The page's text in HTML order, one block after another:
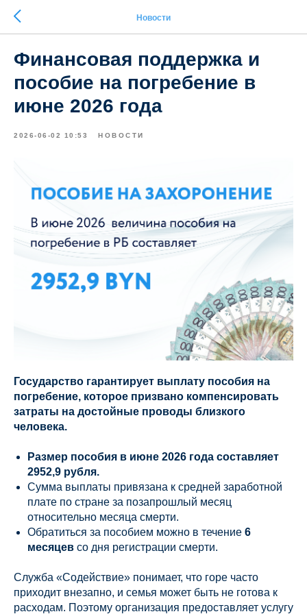
Новости
Финансовая поддержка и
пособие на погребение в
июне 2026 года
2026-06-02 10:53 НОВОСТИ
Государство гарантирует выплату пособия на
погребение, которое призвано компенсировать
затраты на достойные проводы близкого
человека.
Размер пособия в июне 2026 года составляет
2952,9 рубля.
Сумма выплаты привязана к средней заработной
плате по стране за позапрошлый месяц
относительно месяца смерти.
Обратиться за пособием можно в течение 6
месяцев со дня регистрации смерти.
Служба «Содействие» понимает, что горе часто
приходит внезапно, и семья может быть не готова к
расходам. Поэтому организация предоставляет услугу